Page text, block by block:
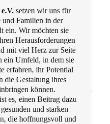
setzen wir uns für
und Familien in der
ein. Wir möchten sie
Herausforderungen
mit viel Herz zur Seite
ein Umfeld, in dem sie
erfahren, ihr Potential
die Gestaltung ihres
können.
es, einen Beitrag dazu
und starken
die hoffnungsvoll und